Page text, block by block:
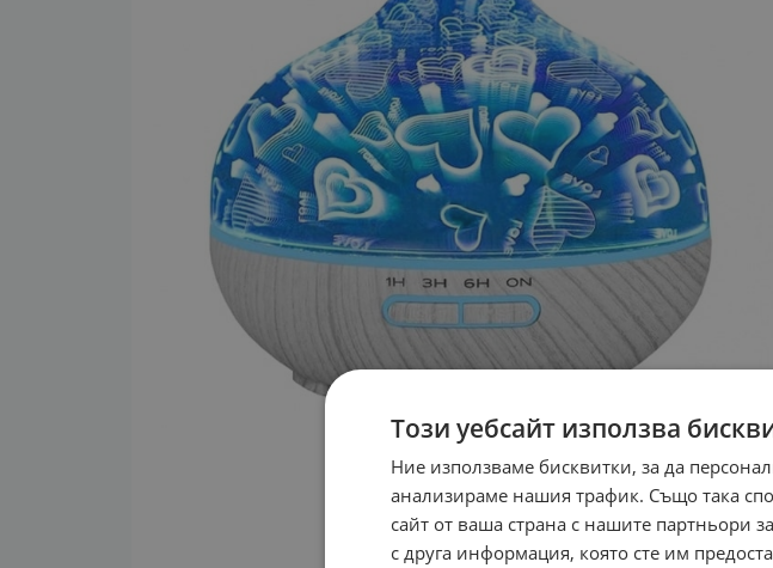
Този уебсайт използва
Ние използваме бисквитки, за да
анализираме нашия трафик. Също така
сайт от ваша страна с нашите партньори
с друга информация, която сте им